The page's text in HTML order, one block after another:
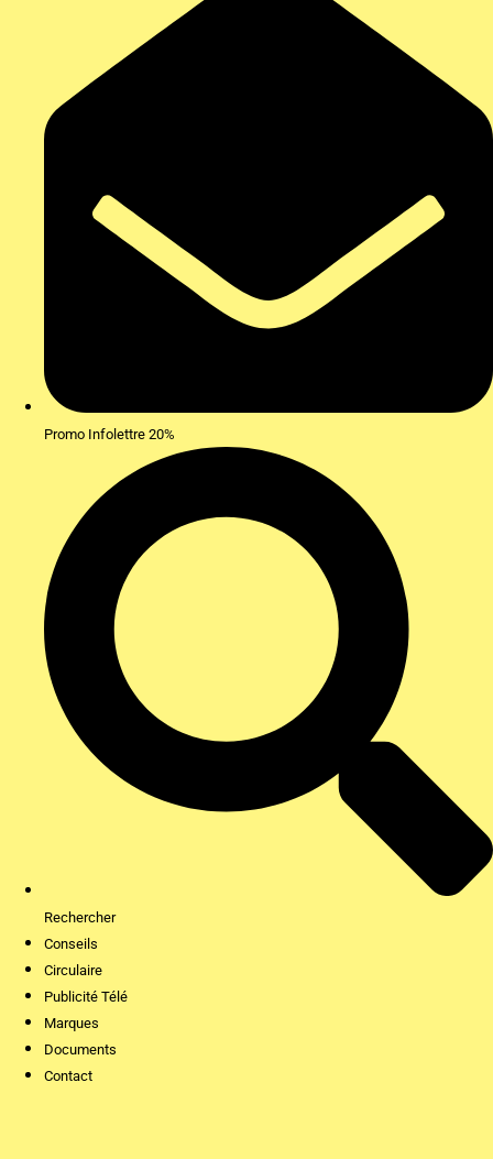
Promo Infolettre 20%
Rechercher
Conseils
Circulaire
Publicité Télé
Marques
Documents
Contact